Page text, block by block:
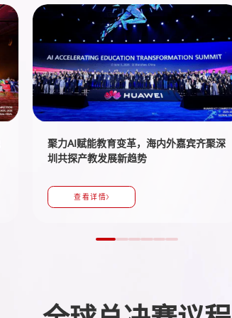
聚力AI赋能教育变革，海内外嘉宾齐聚深
圳共探产教发展新趋势
查看详情